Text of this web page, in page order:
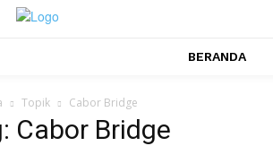
BERANDA
Topik Cabor Bridge
Cabor Bridge